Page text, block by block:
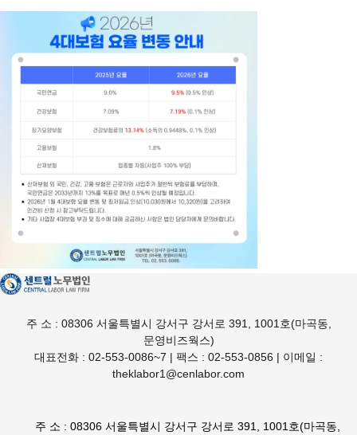
주 소 : 08306 서울특별시 강서구 강서로 391, 1001호(마곡동,
문영비즈웍스)
대표전화 : 02-553-0086~7 | 팩스 : 02-553-0856 | 이메일 :
theklabor1@cenlabor.com
주 소 : 08306 서울특별시 강서구 강서로 391, 1001호(마곡동,